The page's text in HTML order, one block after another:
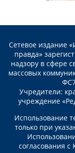
Сетевое издание
правда»
надзору в сфере
массовых
Учредители:
учреждение
Использование
только при
согласования с